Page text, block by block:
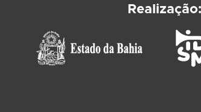
Realização: